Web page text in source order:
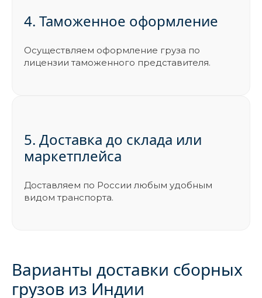
4. Таможенное оформление
Осуществляем оформление груза по
лицензии таможенного представителя.
5. Доставка до склада или
маркетплейса
Доставляем по России любым удобным
видом транспорта.
Варианты доставки сборных
грузов из Индии